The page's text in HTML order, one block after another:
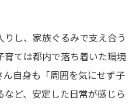
し、家族ぐるみで支え合う
ては都内で落ち着いた環境
自身も「周囲を気にせず子
ど、安定した日常が感じら